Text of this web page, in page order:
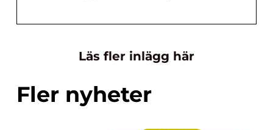
Läs fler inlägg här
Fler nyheter